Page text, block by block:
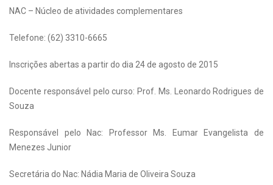
NAC – Núcleo de atividades complementares
Telefone: (62) 3310-6665
Inscrições abertas a partir do dia 24 de agosto de 2015
Docente responsável pelo curso: Prof. Ms. Leonardo Rodrigues de
Souza
Responsável pelo Nac: Professor Ms. Eumar Evangelista de
Menezes Junior
Secretária do Nac: Nádia Maria de Oliveira Souza